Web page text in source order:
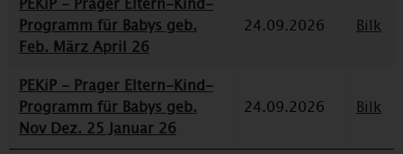
Programm für Babys geb.
Feb. März April 26
24.09.2026 Bilk
PEKiP - Prager Eltern-Kind-
Programm für Babys geb.
Nov Dez. 25 Januar 26
24.09.2026 Bilk